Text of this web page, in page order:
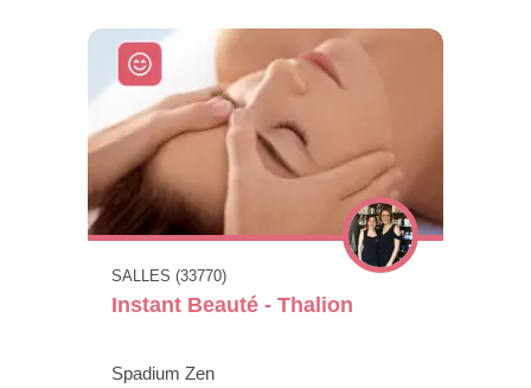
SALLES (33770)
Instant Beauté - Thalion
Spadium Zen